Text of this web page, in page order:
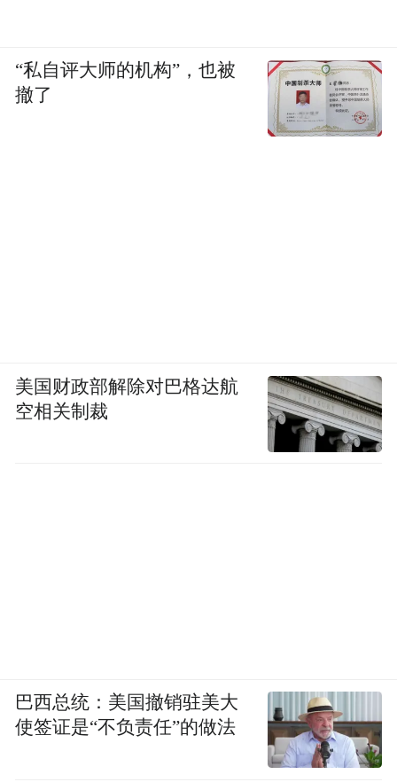
“私自评大师的机构”，也被
撤了
美国财政部解除对巴格达航
空相关制裁
巴西总统：美国撤销驻美大
使签证是“不负责任”的做法